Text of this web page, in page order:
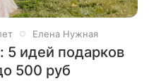
Елена Нужная
5 идей подарков
500 руб